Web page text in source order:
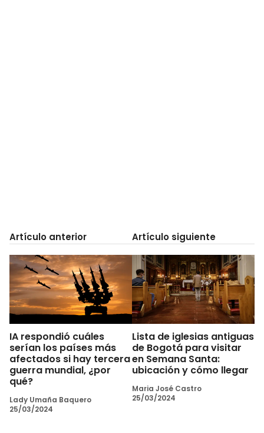
Artículo anterior
IA respondió cuáles
serían los países más
afectados si hay tercera
guerra mundial, ¿por
qué?
Lady Umaña Baquero
25/03/2024
Artículo siguiente
Lista de iglesias antiguas
de Bogotá para visitar
en Semana Santa:
ubicación y cómo llegar
Maria José Castro
25/03/2024